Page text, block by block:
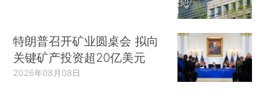
特朗普召开矿业圆桌会 拟向
关键矿产投资超20亿美元
2026年08月08日